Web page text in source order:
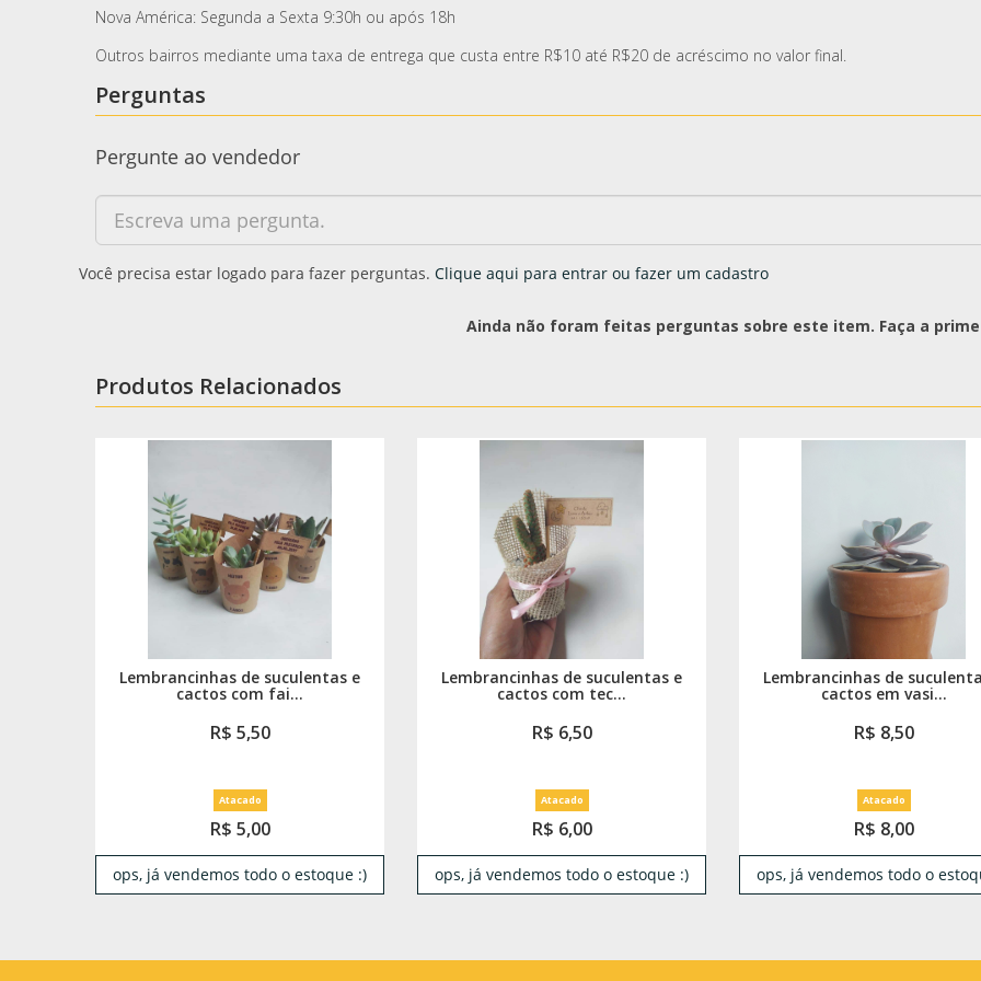
Nova América: Segunda a Sexta 9:30h ou após 18h
Outros bairros mediante uma taxa de entrega que custa entre R$10 até R$20 de acréscimo no valor final.
Perguntas
Pergunte ao vendedor
Você precisa estar logado para fazer perguntas. Clique aqui para entrar ou fazer um cadastro
Ainda não foram feitas perguntas sobre este item. Faça a
Produtos Relacionados
Lembrancinhas de suculentas e
cactos com fai...
R$ 5,50
Atacado
R$ 5,00
ops, já vendemos todo o estoque :)
Lembrancinhas de suculentas e
cactos com tec...
R$ 6,50
Atacado
R$ 6,00
ops, já vendemos todo o estoque :)
Lembrancinhas de
cactos em vasi...
R$ 8,50
Atacado
R$ 8,00
ops, já vendemos todo o